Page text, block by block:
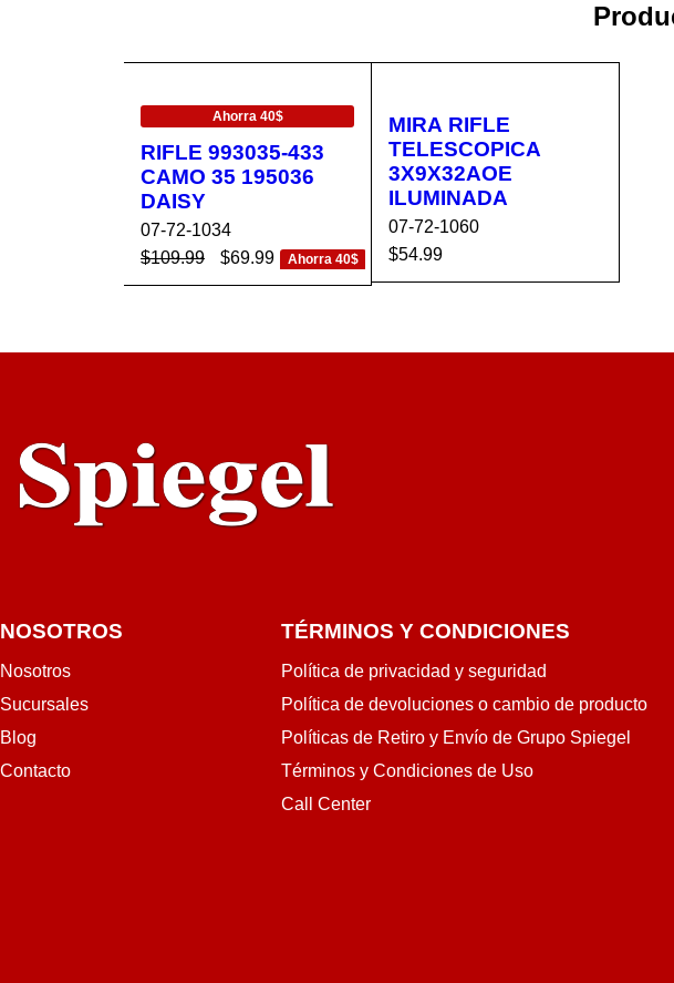
Ahorra 40$
RIFLE 993035-433
CAMO 35 195036
DAISY
07-72-1034
$109.99 $69.99 Ahorra 40$
AÑADIR AL CA
VISTA
MIRA RIFLE
TELESCOPICA
3X9X32AOE
ILUMINADA
07-72-1060
$54.99
AÑADIR AL CA
VISTA
NOSOTROS
Nosotros
Sucursales
Blog
Contacto
TÉRMINOS Y CONDICIONES
Política de privacidad y seguridad
Política de devoluciones o cambio de producto
Políticas de Retiro y Envío de Grupo Spiegel
Términos y Condiciones de Uso
Call Center